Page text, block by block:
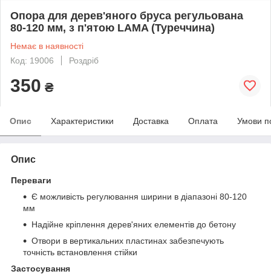
Опора для дерев'яного бруса регульована
80-120 мм, з п'ятою LAMA (Туреччина)
Немає в наявності
Код: 19006
Роздріб
350 ₴
Опис Характеристики Доставка Оплата Умови
Опис
Переваги
Є можливість регулювання ширини в діапазоні 80-120
мм
Надійне кріплення дерев'яних елементів до бетону
Отвори в вертикальних пластинах забезпечують
точність встановлення стійки
Застосування